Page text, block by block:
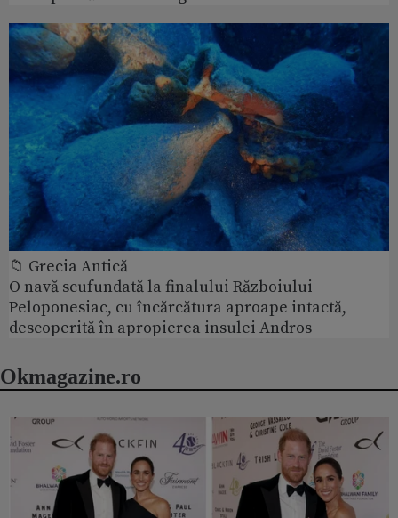
📁 Grecia Antică
O navă scufundată la finalului Războiului
Peloponesiac, cu încărcătura aproape intactă,
descoperită în apropierea insulei Andros
Okmagazine.ro